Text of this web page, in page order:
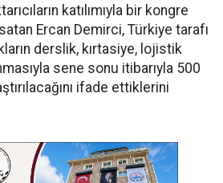
katılımıyla bir kongre
Ercan Demirci, Türkiye tarafı
derslik, kırtasiye, lojistik
sene sonu itibarıyla 500
ifade ettiklerini